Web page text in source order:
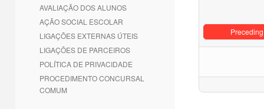
AVALIAÇÃO DOS ALUNOS
AÇÃO SOCIAL ESCOLAR
LIGAÇÕES EXTERNAS ÚTEIS
LIGAÇÕES DE PARCEIROS
POLÍTICA DE PRIVACIDADE
PROCEDIMENTO CONCURSAL
COMUM